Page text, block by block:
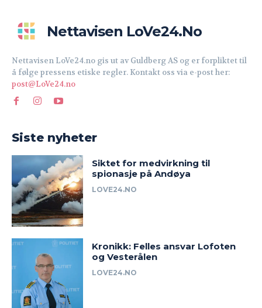
Nettavisen LoVe24.no
Nettavisen LoVe24.no gis ut av Guldberg AS og er forpliktet til
å følge pressens etiske regler. Kontakt oss via e-post her:
post@LoVe24.no
Siste nyheter
Siktet for medvirkning til
spionasje på Andøya
LOVE24.NO
Kronikk: Felles ansvar Lofoten
og Vesterålen
LOVE24.NO